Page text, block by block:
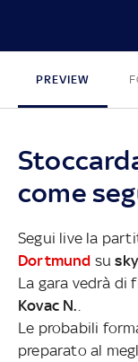
PREVIEW
come
Segui live la
Dortmund su
La gara vedrà di
Kovac N.
Le probabili
preparato al